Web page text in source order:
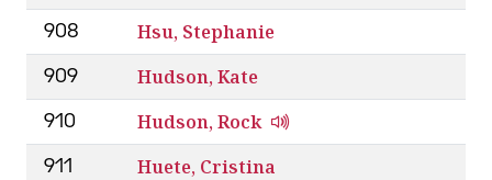
908 Hsu, Stephanie
909 Hudson, Kate
910 Hudson, Rock
911 Huete, Cristina